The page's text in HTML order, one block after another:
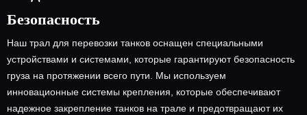
Безопасность
Наш трал для перевозки танков оснащен специальными
устройствами и системами, которые гарантируют безопасность
груза на протяжении всего пути. Мы используем
инновационные системы крепления, которые обеспечивают
надежное закрепление танков на трале и предотвращают их